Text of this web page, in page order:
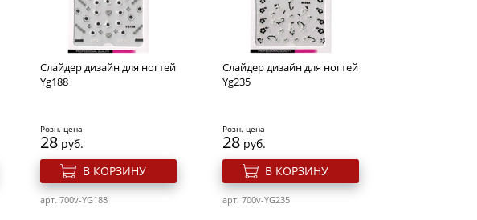
Cлайдер дизайн для ногтей
Yg188
Розн. цена
28 руб.
В КОРЗИНУ
арт. 700v-YG188
Cлайдер дизайн для ногтей
Yg235
Розн. цена
28 руб.
В КОРЗИНУ
арт. 700v-YG235